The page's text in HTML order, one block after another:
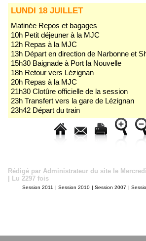
LUNDI 18 JUILLET
Matinée Repos et bagages
10h Petit déjeuner à la MJC
12h Repas à la MJC
13h Départ en direction de Narbonne et
15h30 Baignade à Port la Nouvelle
18h Retour vers Lézignan
20h Repas à la MJC
21h30 Clotûre officielle de la session
23h Transfert vers la gare de Lézignan
23h42 Départ du train
Rédigé par Administrateur du site le
| Lu 2297 fois
Session 2011 | Session 2010 | Session 2007 |